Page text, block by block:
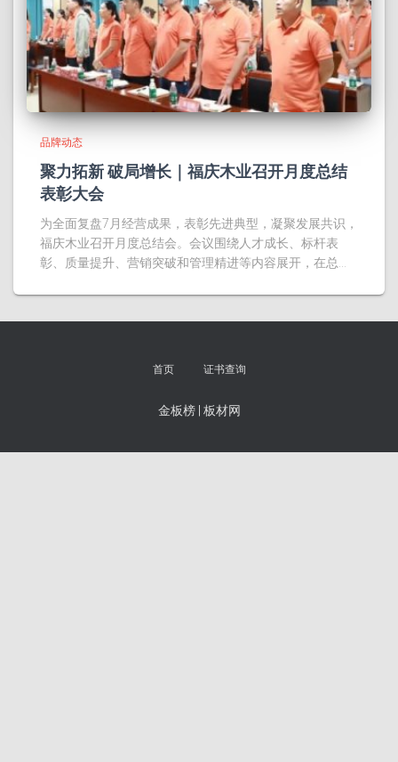
品牌动态
聚力拓新 破局增长｜福庆木业召开月度总结
表彰大会
为全面复盘7月经营成果，表彰先进典型，凝聚发展共识，
福庆木业召开月度总结会。会议围绕人才成长、标杆表
彰、质量提升、营销突破和管理精进等内容展开，在总…
首页 证书查询
金板榜| 板材网